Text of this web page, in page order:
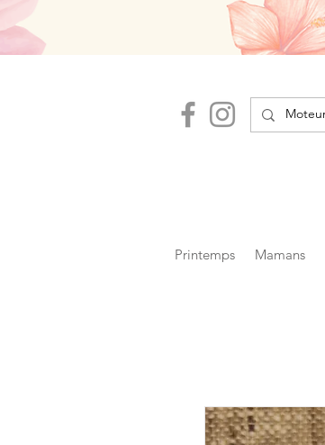
Printemps Mamans